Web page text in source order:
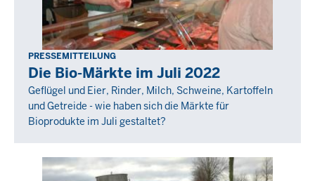
Freitag,
26
August
2022
-
00:00
PRESSEMITTEILUNG
Die Bio-Märkte im Juli 2022
Geflügel und Eier, Rinder, Milch, Schweine, Kartoffeln
und Getreide - wie haben sich die Märkte für
Bioprodukte im Juli gestaltet?